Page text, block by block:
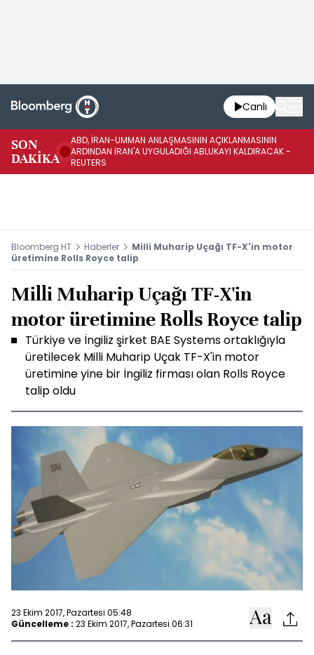
Canlı
SON
DAKİKA
ABD, İRAN-UMMAN ANLAŞMASININ AÇIKLANMASININ
ARDINDAN İRAN'A UYGULADIĞI ABLUKAYI KALDIRACAK -
REUTERS
Bloomberg HT Haberler
Milli Muharip Uçağı TF-X'in motor
üretimine Rolls Royce talip
Milli Muharip Uçağı TF-X'in
motor üretimine Rolls Royce talip
Türkiye ve İngiliz şirket BAE Systems ortaklığıyla
üretilecek Milli Muharip Uçak TF-X'in motor
üretimine yine bir İngiliz firması olan Rolls Royce
talip oldu
23 Ekim 2017, Pazartesi 05:48
Güncelleme : 23 Ekim 2017, Pazartesi 06:31